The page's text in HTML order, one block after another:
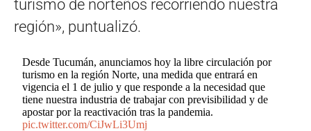
turismo de norteños recorriendo nuestra
región», puntualizó.
Desde Tucumán, anunciamos hoy la libre circulación por
turismo en la región Norte, una medida que entrará en
vigencia el 1 de julio y que responde a la necesidad que
tiene nuestra industria de trabajar con previsibilidad y de
apostar por la reactivación tras la pandemia.
pic.twitter.com/CiJwLi3Umj